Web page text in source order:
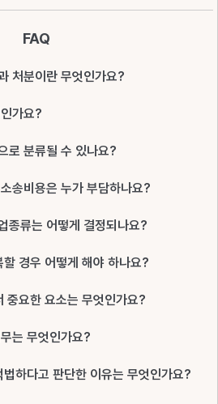
FAQ
처분이란 무엇인가요?
가요?
로 분류될 수 있나요?
송비용은 누가 부담하나요?
종류는 어떻게 결정되나요?
경우 어떻게 해야 하나요?
중요한 요소는 무엇인가요?
는 무엇인가요?
하다고 판단한 이유는 무엇인가요?